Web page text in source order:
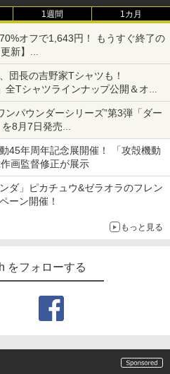
1週間 1カ月
オフで1,643円！ もうすぐ終了の
新】
「大神 絶景版」が67%オフで990円
団長の吉野家Tシャツも！
全Tシャツラインナップ公開＆オン
ンパウンダーシリーズ”第3弾「ダー
8月7日発売
」を使用した超大型チーズバーガー
45年周年記念展開催！ 「攻殻機動
画監督修正が展示
ダ」ピカチュウ&ゼラオラのフレン
ーン開催！
もっと見る
をフォローする